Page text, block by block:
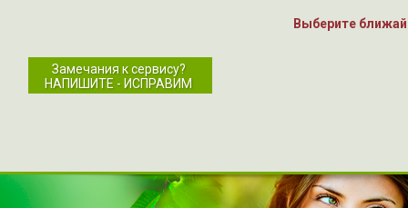
Выберите
Замечания к сервису?
НАПИШИТЕ - ИСПРАВИМ